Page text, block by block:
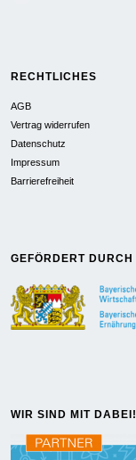
RECHTLICHES
AGB
Vertrag widerrufen
Datenschutz
Impressum
Barrierefreiheit
GEFÖRDERT DURCH
WIR SIND MIT DABEI!